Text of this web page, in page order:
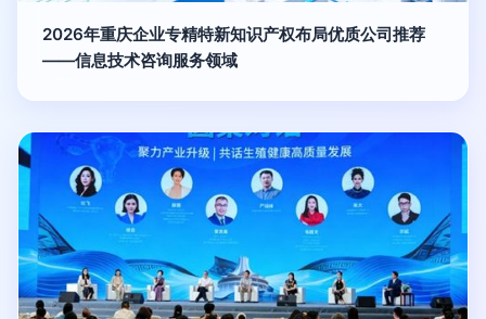
2026年重庆企业专精特新知识产权布局优质公司推荐
——信息技术咨询服务领域